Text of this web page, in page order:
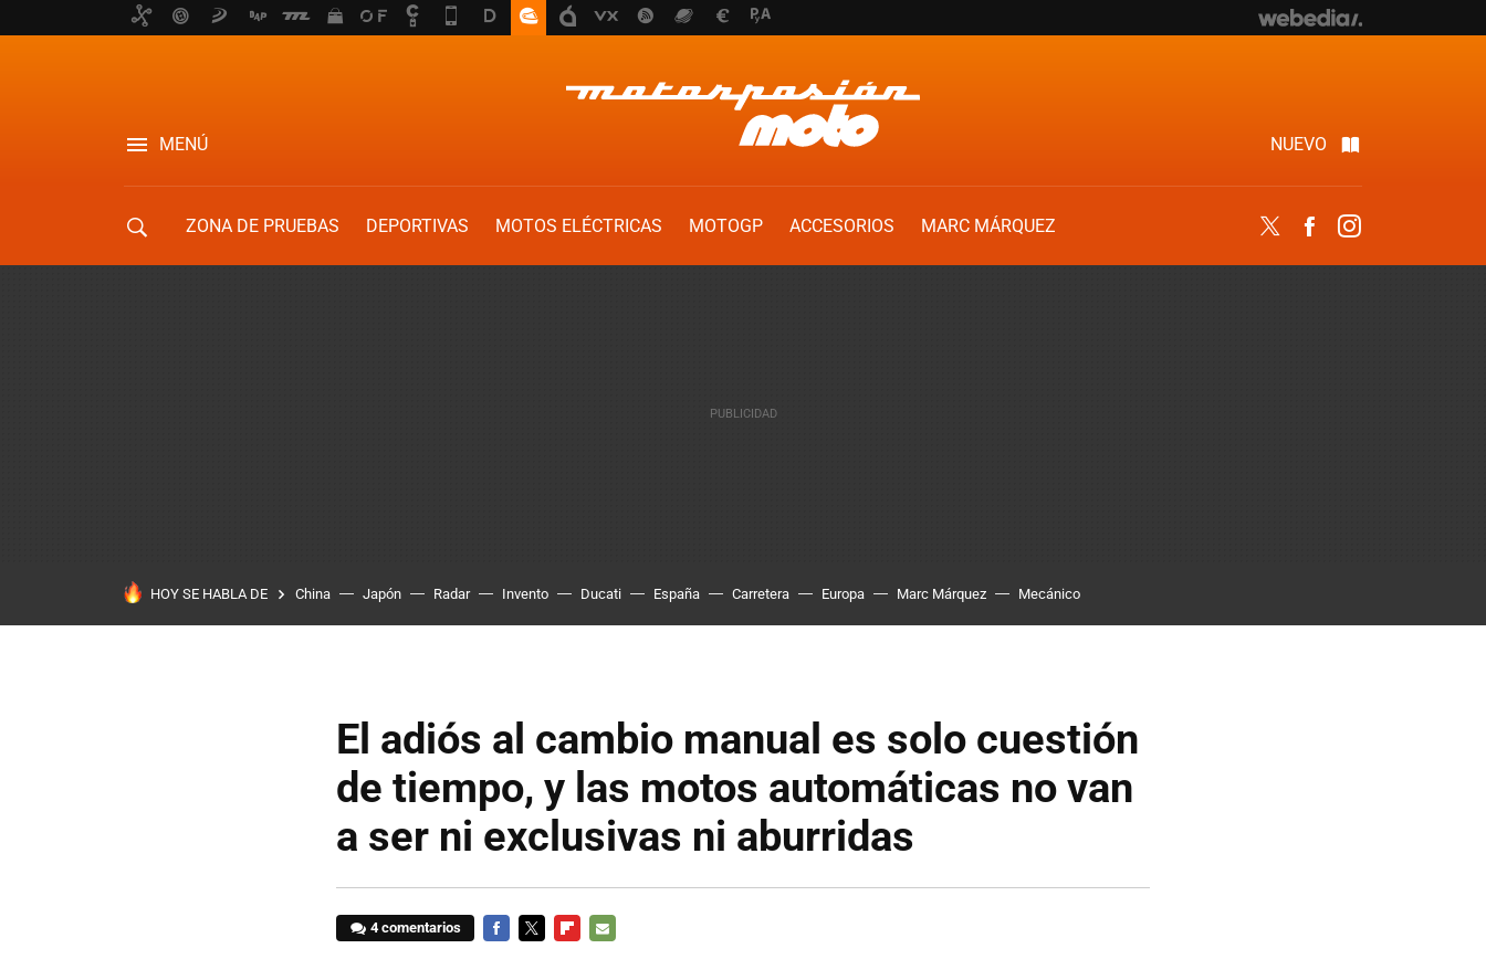
MENÚ NUEVO
ZONA DE PRUEBAS DEPORTIVAS MOTOS ELÉCTRICAS MOTOGP ACCESORIOS
MARC MÁRQUEZ
Twitter Facebook
HOY SE HABLA DE China Japón Radar Invento Ducati España Carretera Europa Marc Márquez Mecánico
El adiós al cambio manual es solo cuestión
de tiempo, y las motos automáticas no van
a ser ni exclusivas ni aburridas
4 comentarios